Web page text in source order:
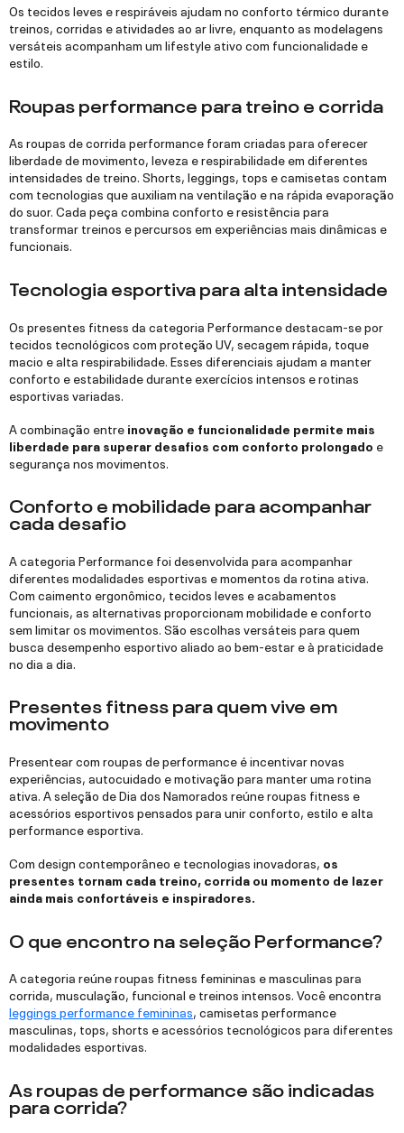
Os tecidos leves e respiráveis ajudam no conforto térmico durante
treinos, corridas e atividades ao ar livre, enquanto as modelagens
versáteis acompanham um lifestyle ativo com funcionalidade e
estilo.
Roupas performance para treino e corrida
As roupas de corrida performance foram criadas para oferecer
liberdade de movimento, leveza e respirabilidade em diferentes
intensidades de treino. Shorts, leggings, tops e camisetas contam
com tecnologias que auxiliam na ventilação e na rápida evaporação
do suor. Cada peça combina conforto e resistência para
transformar treinos e percursos em experiências mais dinâmicas e
funcionais.
Tecnologia esportiva para alta intensidade
Os presentes fitness da categoria Performance destacam-se por
tecidos tecnológicos com proteção UV, secagem rápida, toque
macio e alta respirabilidade. Esses diferenciais ajudam a manter
conforto e estabilidade durante exercícios intensos e rotinas
esportivas variadas.
A combinação entre inovação e funcionalidade permite mais
liberdade para superar desafios com conforto prolongado e
segurança nos movimentos.
Conforto e mobilidade para acompanhar
cada desafio
A categoria Performance foi desenvolvida para acompanhar
diferentes modalidades esportivas e momentos da rotina ativa.
Com caimento ergonômico, tecidos leves e acabamentos
funcionais, as alternativas proporcionam mobilidade e conforto
sem limitar os movimentos. São escolhas versáteis para quem
busca desempenho esportivo aliado ao bem-estar e à praticidade
no dia a dia.
Presentes fitness para quem vive em
movimento
Presentear com roupas de performance é incentivar novas
experiências, autocuidado e motivação para manter uma rotina
ativa. A seleção de Dia dos Namorados reúne roupas fitness e
acessórios esportivos pensados para unir conforto, estilo e alta
performance esportiva.
Com design contemporâneo e tecnologias inovadoras, os
presentes tornam cada treino, corrida ou momento de lazer
ainda mais confortáveis e inspiradores.
O que encontro na seleção Performance?
A categoria reúne roupas fitness femininas e masculinas para
corrida, musculação, funcional e treinos intensos. Você encontra
leggings performance femininas, camisetas performance
masculinas, tops, shorts e acessórios tecnológicos para diferentes
modalidades esportivas.
As roupas de performance são indicadas
para corrida?